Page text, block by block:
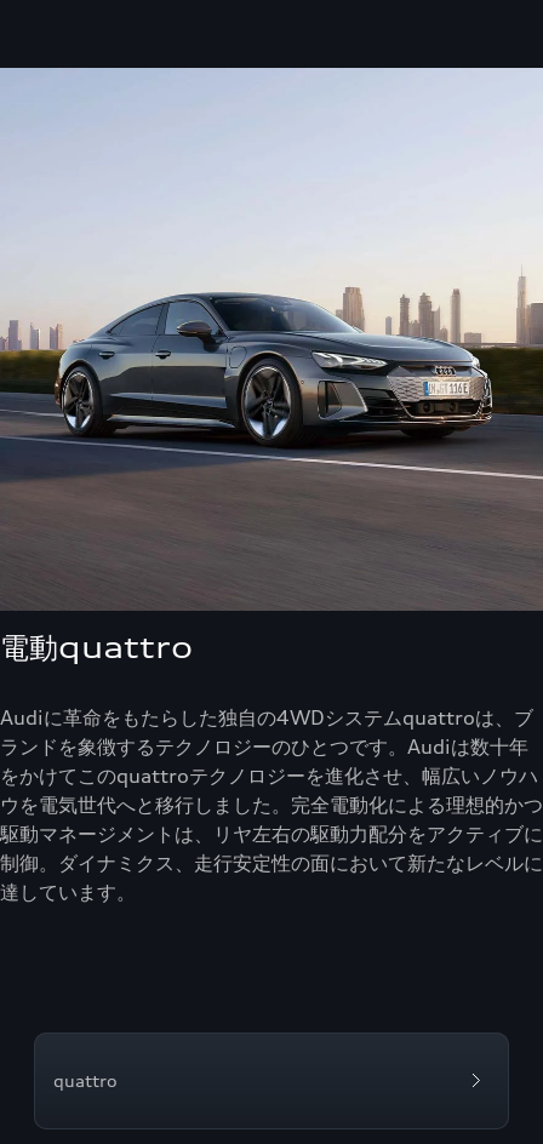
電動quattro
Audiに革命をもたらした独自の4WDシステムquattroは、ブ
ランドを象徴するテクノロジーのひとつです。Audiは数十年
をかけてこのquattroテクノロジーを進化させ、幅広いノウハ
ウを電気世代へと移行しました。完全電動化による理想的かつ
駆動マネージメントは、リヤ左右の駆動力配分をアクティブに
制御。ダイナミクス、走行安定性の面において新たなレベルに
達しています。
quattro